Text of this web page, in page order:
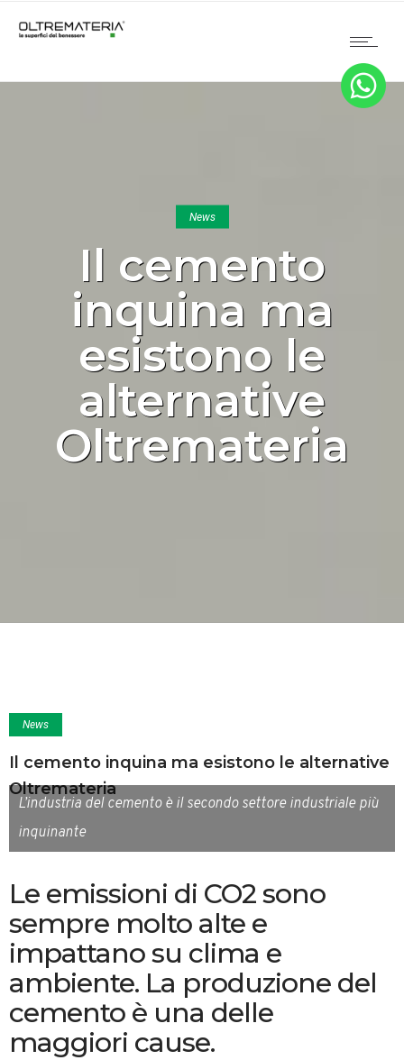
News
Il cemento
inquina ma
esistono le
alternative
Oltremateria
News
Il cemento inquina ma esistono le alternative
Oltremateria
L’industria del cemento è il secondo settore industriale più
inquinante
Le emissioni di CO2 sono
sempre molto alte e
impattano su clima e
ambiente. La produzione del
cemento è una delle
maggiori cause.